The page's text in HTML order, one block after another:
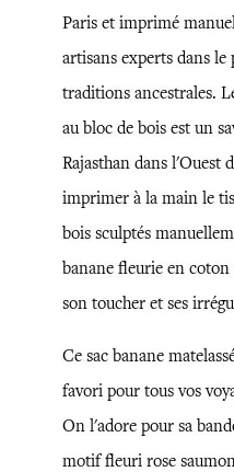
Paris et imprimé
artisans experts dans le
traditions ancestrales.
au bloc de bois est un
Rajasthan dans l'Ouest
imprimer à la main le
bois sculptés
banane fleurie en
son toucher et ses
Ce sac banane
favori pour tous vos
On l'adore pour sa
motif fleuri rose